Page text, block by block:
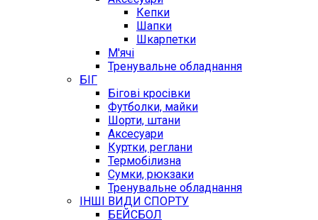
Кепки
Шапки
Шкарпетки
М'ячі
Тренувальне обладнання
БІГ
Бігові кросівки
Футболки, майки
Шорти, штани
Аксесуари
Куртки, реглани
Термобілизна
Сумки, рюкзаки
Тренувальне обладнання
ІНШІ ВИДИ СПОРТУ
БЕЙСБОЛ